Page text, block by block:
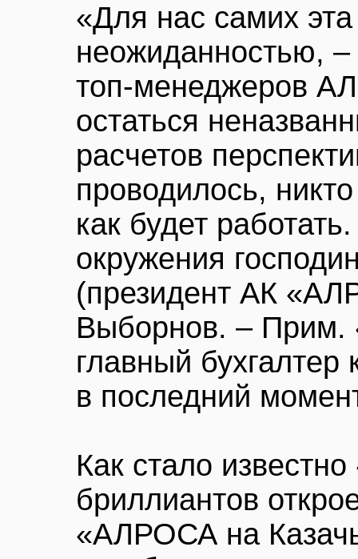
«Для нас самих
неожиданностью, –
топ-менеджеров
остаться
расчетов
проводилось,
как будет
окружения
(президент АК
Выборнов. – Прим.
главный
в последний
Как стало
бриллиантов
«АЛРОСА на